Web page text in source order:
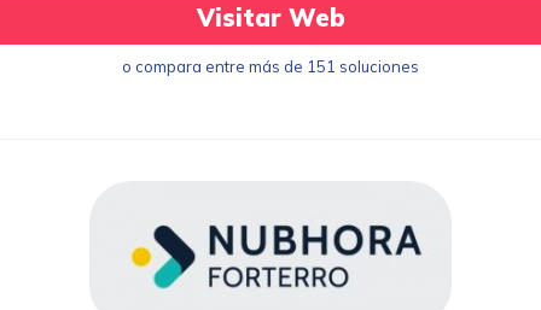
Visitar Web
o compara entre más de 151 soluciones